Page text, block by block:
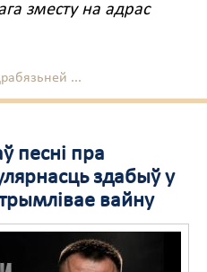
зместу на адрас
...
песні пра
здабыў у
вайну